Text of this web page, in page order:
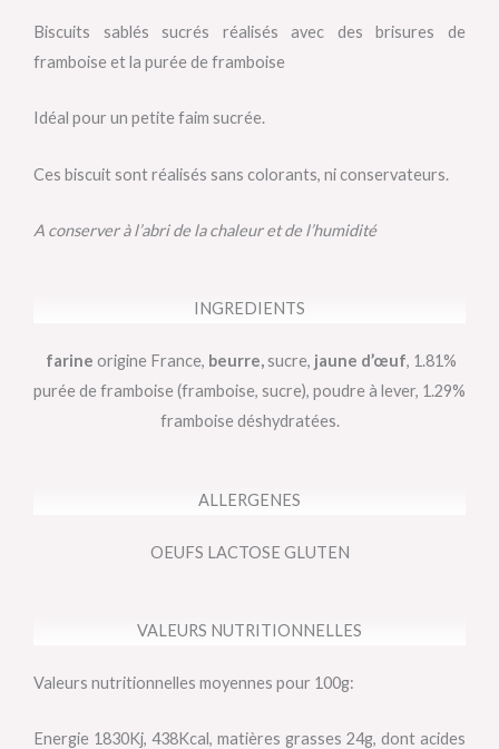
Biscuits sablés sucrés réalisés avec des brisures de
framboise et la purée de framboise
Idéal pour un petite faim sucrée.
Ces biscuit sont réalisés sans colorants, ni conservateurs.
A conserver à l’abri de la chaleur et de l’humidité
INGREDIENTS
farine origine France, beurre,sucre, jaune d’œuf, 1.81%
purée de framboise (framboise, sucre), poudre à lever, 1.29%
framboise déshydratées.
ALLERGENES
OEUFS LACTOSE GLUTEN
VALEURS NUTRITIONNELLES
Valeurs nutritionnelles moyennes pour 100g:
Energie 1830Kj, 438Kcal, matières grasses 24g, dont acides